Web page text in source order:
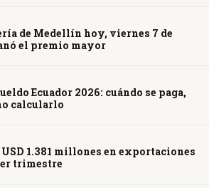
de Medellín hoy, viernes 7 de
el premio mayor
Ecuador 2026: cuándo se paga,
calcularlo
1.381 millones en exportaciones
trimestre